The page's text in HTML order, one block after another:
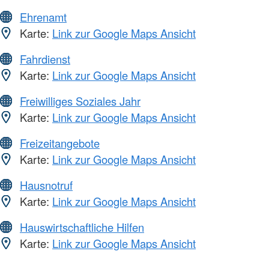
Ehrenamt
Karte: Link zur Google Maps Ansicht
Fahrdienst
Karte: Link zur Google Maps Ansicht
Freiwilliges Soziales Jahr
Karte: Link zur Google Maps Ansicht
Freizeitangebote
Karte: Link zur Google Maps Ansicht
Hausnotruf
Karte: Link zur Google Maps Ansicht
Hauswirtschaftliche Hilfen
Karte: Link zur Google Maps Ansicht